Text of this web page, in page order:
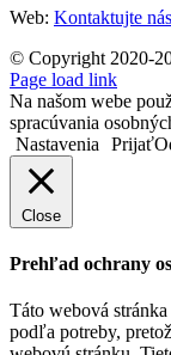
Web: Kontaktujte nás
© Copyright 2020-
Page load link
Na našom webe
spracúvania
Nastavenia
Prijať
Close
Prehľad ochrany
Táto webová
podľa potreby,